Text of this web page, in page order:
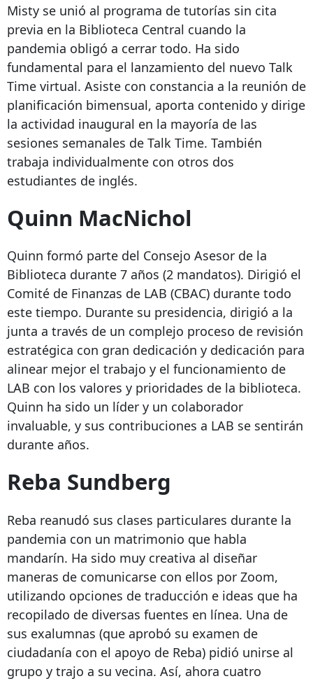
Misty se unió al programa de tutorías sin cita
previa en la Biblioteca Central cuando la
pandemia obligó a cerrar todo. Ha sido
fundamental para el lanzamiento del nuevo Talk
Time virtual. Asiste con constancia a la reunión de
planificación bimensual, aporta contenido y dirige
la actividad inaugural en la mayoría de las
sesiones semanales de Talk Time. También
trabaja individualmente con otros dos
estudiantes de inglés.
Quinn MacNichol
Quinn formó parte del Consejo Asesor de la
Biblioteca durante 7 años (2 mandatos). Dirigió el
Comité de Finanzas de LAB (CBAC) durante todo
este tiempo. Durante su presidencia, dirigió a la
junta a través de un complejo proceso de revisión
estratégica con gran dedicación y dedicación para
alinear mejor el trabajo y el funcionamiento de
LAB con los valores y prioridades de la biblioteca.
Quinn ha sido un líder y un colaborador
invaluable, y sus contribuciones a LAB se sentirán
durante años.
Reba Sundberg
Reba reanudó sus clases particulares durante la
pandemia con un matrimonio que habla
mandarín. Ha sido muy creativa al diseñar
maneras de comunicarse con ellos por Zoom,
utilizando opciones de traducción e ideas que ha
recopilado de diversas fuentes en línea. Una de
sus exalumnas (que aprobó su examen de
ciudadanía con el apoyo de Reba) pidió unirse al
grupo y trajo a su vecina. Así, ahora cuatro